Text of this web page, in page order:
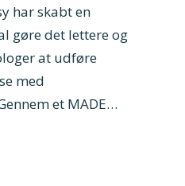
har skabt en
gøre det lettere og
at udføre
med
et MADE…